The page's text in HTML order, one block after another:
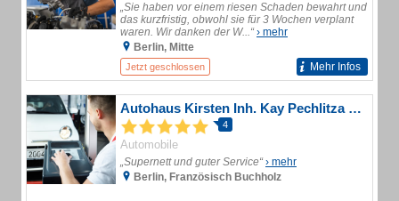
„Sie haben vor einem riesen Schaden bewahrt und
das kurzfristig, obwohl sie für 3 Wochen verplant
waren. Wir danken der W...“› mehr
Berlin, Mitte
Jetzt geschlossen Mehr Infos
Autohaus Kirsten Inh. Kay Pechlitza e. Kfm.
4
Automobile
„Supernett und guter Service“› mehr
Berlin, Französisch Buchholz